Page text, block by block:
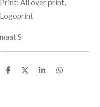
Print: All over print,
Logoprint
maat S
D
D
S
D